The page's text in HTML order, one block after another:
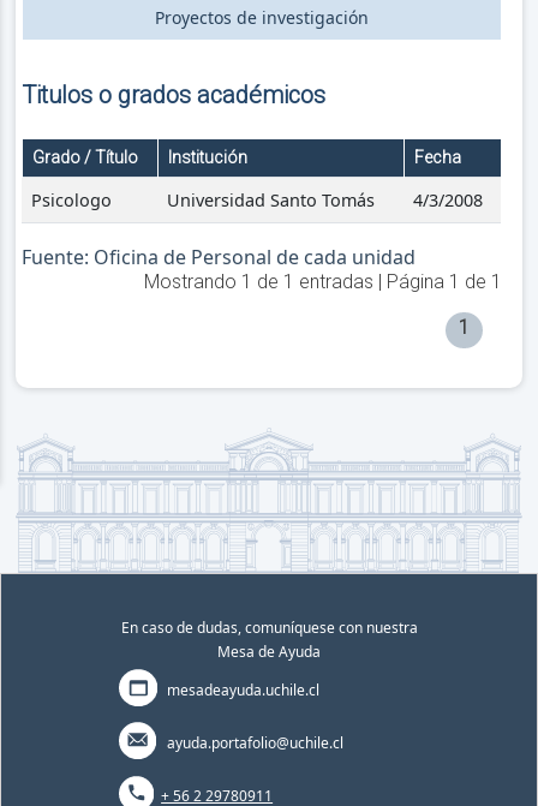
Proyectos de investigación
Titulos o grados académicos
Grado / Título Institución Fecha
Psicologo Universidad Santo Tomás 4/3/2008
Fuente: Oficina de Personal de cada unidad
Mostrando 1 de 1 entradas | Página 1 de 1
1
En caso de dudas, comuníquese con nuestra
Mesa de Ayuda
mesadeayuda.uchile.cl
ayuda.portafolio@uchile.cl
+ 56 2 29780911